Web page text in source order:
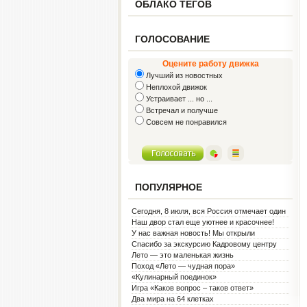
ОБЛАКО ТЕГОВ
ГОЛОСОВАНИЕ
Оцените работу движка
Лучший из новостных
Неплохой движок
Устраивает ... но ...
Встречал и получше
Совсем не понравился
ПОПУЛЯРНОЕ
Сегодня, 8 июля, вся Россия отмечает один
из самых светлых праздников — День
семьи, любви и верности!
Наш двор стал еще уютнее и красочнее!
У нас важная новость! Мы открыли
Социальную гостиную.
Спасибо за экскурсию Кадровому центру
Лето — это маленькая жизнь
Поход «Лето — чудная пора»
«Кулинарный поединок»
Игра «Каков вопрос – таков ответ»
Два мира на 64 клетках